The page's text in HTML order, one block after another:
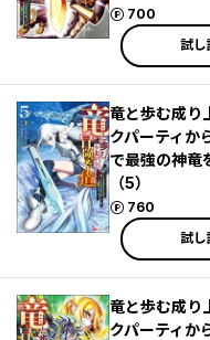
700
ポイント
試し
竜と歩む成り
クパーティか
で最強の神竜
（5）
760
ポイント
試し
竜と歩む成り
クパーティか